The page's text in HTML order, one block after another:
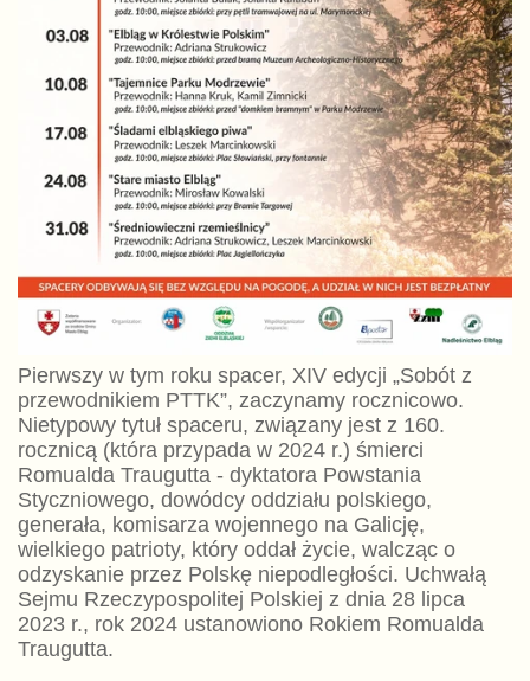
Pierwszy w tym roku spacer, XIV edycji „Sobót z
przewodnikiem PTTK”, zaczynamy rocznicowo.
Nietypowy tytuł spaceru, związany jest z 160.
rocznicą (która przypada w 2024 r.) śmierci
Romualda Traugutta - dyktatora Powstania
Styczniowego, dowódcy oddziału polskiego,
generała, komisarza wojennego na Galicję,
wielkiego patrioty, który oddał życie, walcząc o
odzyskanie przez Polskę niepodległości. Uchwałą
Sejmu Rzeczypospolitej Polskiej z dnia 28 lipca
2023 r., rok 2024 ustanowiono Rokiem Romualda
Traugutta.